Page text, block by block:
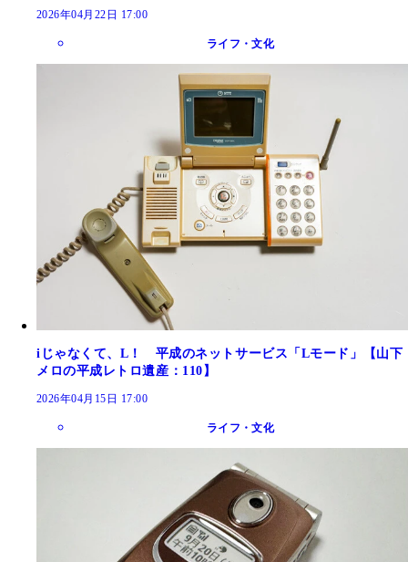
2026年04月22日 17:00
ライフ・文化
iじゃなくて、L！ 平成のネットサービス「Lモード」【山下
メロの平成レトロ遺産：110】
2026年04月15日 17:00
ライフ・文化